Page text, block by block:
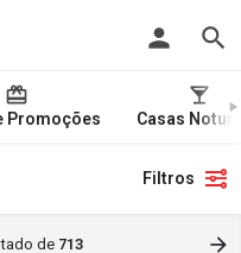
Promoções Casas
Filtros
de 713